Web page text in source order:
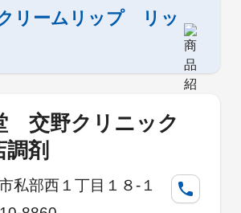
リームリップ リッ
交野クリニック
剤
私部西１丁目１８-１